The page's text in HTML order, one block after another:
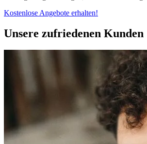
Kostenlose Angebote erhalten!
Unsere zufriedenen Kunden